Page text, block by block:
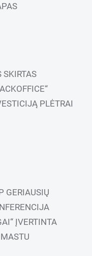
SKIRTAS
PLĖTRAI
GERIAUSIŲ
ĮVERTINTA